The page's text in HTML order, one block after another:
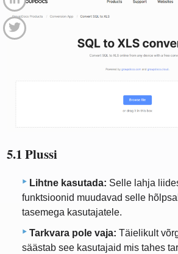
5.1 Plussi
Lihtne kasutada: Selle lahja
funktsioonid muudavad selle
tasemega kasutajatele.
Tarkvara pole vaja: Täielikult
säästab see kasutajaid mis tahes